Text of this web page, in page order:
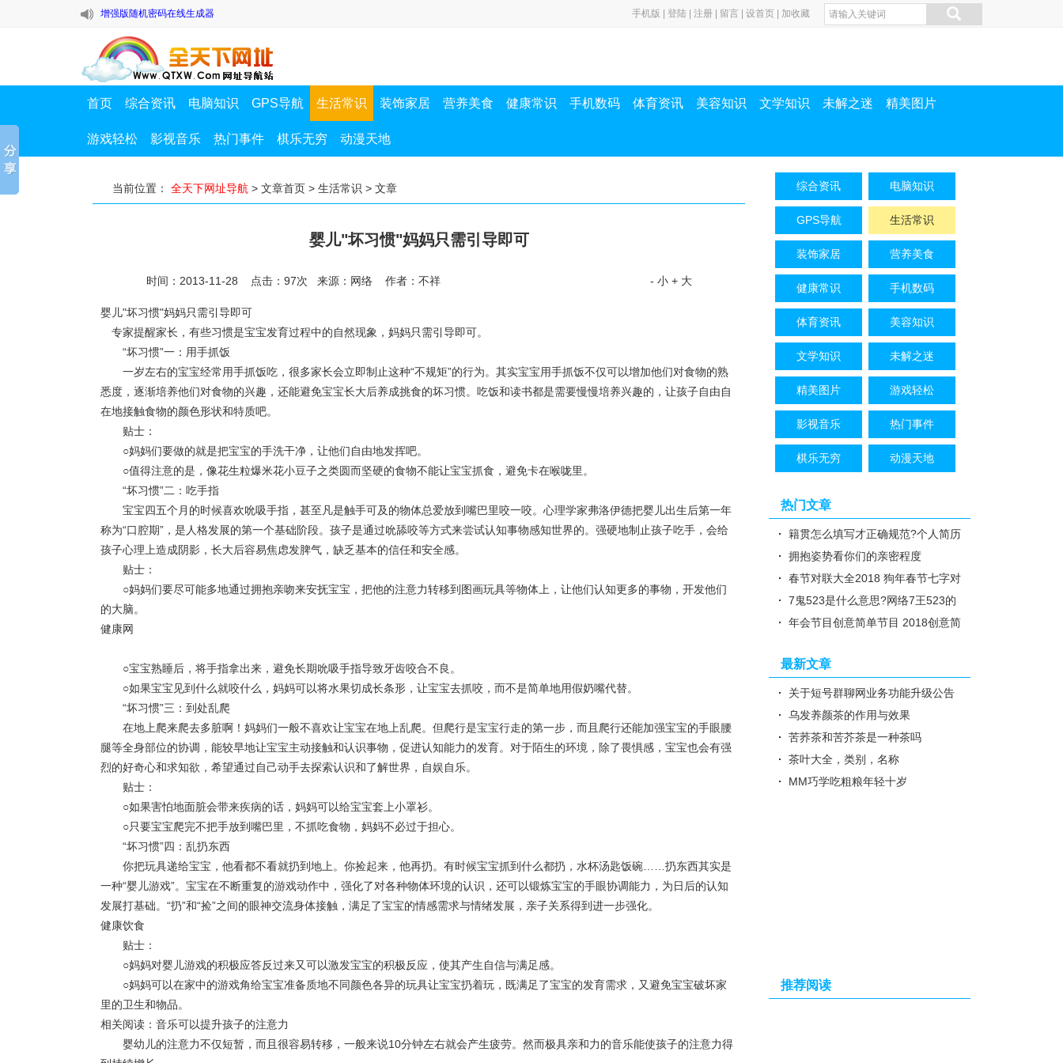
布
增强版随机密码在线生成器
面向小白挖矿用户的一键挖矿工具—【哈鱼矿工】1.4.0.1085.版本发
布
增强版随机密码在线生成器
手机版 登陆 注册 留言 设首页 加收藏
首页 综合资讯 电脑知识 GPS导航 生活常识 装饰家居 营养美食 健康常识 手机数码 体育资讯 美容知识 文学知识 未解之迷 精美图片
游戏轻松 影视音乐 热门事件 棋乐无穷 动漫天地
当前位置： 全天下网址导航 > 文章首页 > 生活常识 > 文章
婴儿"坏习惯"妈妈只需引导即可
时间：2013-11-28 点击： 97次 来源：网络 作者：不祥 - 小 + 大
婴儿"坏习惯"妈妈只需引导即可
专家提醒家长，有些习惯是宝宝发育过程中的自然现象，妈妈只需引导即可。
“坏习惯”一：用手抓饭
一岁左右的宝宝经常用手抓饭吃，很多家长会立即制止这种“不规矩”的行为。其实宝宝用手抓饭不仅可以增加他们对食物的熟
悉度，逐渐培养他们对食物的兴趣，还能避免宝宝长大后养成挑食的坏习惯。吃饭和读书都是需要慢慢培养兴趣的，让孩子自由自
在地接触食物的颜色形状和特质吧。
贴士：
○妈妈们要做的就是把宝宝的手洗干净，让他们自由地发挥吧。
○值得注意的是，像花生粒爆米花小豆子之类圆而坚硬的食物不能让宝宝抓食，避免卡在喉咙里。
“坏习惯”二：吃手指
宝宝四五个月的时候喜欢吮吸手指，甚至凡是触手可及的物体总爱放到嘴巴里咬一咬。心理学家弗洛伊德把婴儿出生后第一年
称为“口腔期”，是人格发展的第一个基础阶段。孩子是通过吮舔咬等方式来尝试认知事物感知世界的。强硬地制止孩子吃手，会给
孩子心理上造成阴影，长大后容易焦虑发脾气，缺乏基本的信任和安全感。
贴士：
○妈妈们要尽可能多地通过拥抱亲吻来安抚宝宝，把他的注意力转移到图画玩具等物体上，让他们认知更多的事物，开发他们
的大脑。
健康网
○宝宝熟睡后，将手指拿出来，避免长期吮吸手指导致牙齿咬合不良。
○如果宝宝见到什么就咬什么，妈妈可以将水果切成长条形，让宝宝去抓咬，而不是简单地用假奶嘴代替。
“坏习惯”三：到处乱爬
在地上爬来爬去多脏啊！妈妈们一般不喜欢让宝宝在地上乱爬。但爬行是宝宝行走的第一步，而且爬行还能加强宝宝的手眼腰
腿等全身部位的协调，能较早地让宝宝主动接触和认识事物，促进认知能力的发育。对于陌生的环境，除了畏惧感，宝宝也会有强
烈的好奇心和求知欲，希望通过自己动手去探索认识和了解世界，自娱自乐。
贴士：
○如果害怕地面脏会带来疾病的话，妈妈可以给宝宝套上小罩衫。
○只要宝宝爬完不把手放到嘴巴里，不抓吃食物，妈妈不必过于担心。
“坏习惯”四：乱扔东西
你把玩具递给宝宝，他看都不看就扔到地上。你捡起来，他再扔。有时候宝宝抓到什么都扔，水杯汤匙饭碗……扔东西其实是
一种“婴儿游戏”。宝宝在不断重复的游戏动作中，强化了对各种物体环境的认识，还可以锻炼宝宝的手眼协调能力，为日后的认知
发展打基础。“扔”和“捡”之间的眼神交流身体接触，满足了宝宝的情感需求与情绪发展，亲子关系得到进一步强化。
健康饮食
贴士：
○妈妈对婴儿游戏的积极应答反过来又可以激发宝宝的积极反应，使其产生自信与满足感。
○妈妈可以在家中的游戏角给宝宝准备质地不同颜色各异的玩具让宝宝扔着玩，既满足了宝宝的发育需求，又避免宝宝破坏家
里的卫生和物品。
相关阅读：音乐可以提升孩子的注意力
婴幼儿的注意力不仅短暂，而且很容易转移，一般来说10分钟左右就会产生疲劳。然而极具亲和力的音乐能使孩子的注意力得
综合资讯 电脑知识
GPS导航 生活常识
装饰家居 营养美食
健康常识 手机数码
体育资讯 美容知识
文学知识 未解之迷
精美图片 游戏轻松
影视音乐 热门事件
棋乐无穷 动漫天地
热门文章
籍贯怎么填写才正确规范?个人简历
籍贯户籍怎么填【图片】
拥抱姿势看你们的亲密程度
春节对联大全2018 狗年春节七字对
联大全简单带横批图片
7鬼523是什么意思?网络7王523的
内涵图啥意思【图解】
年会节目创意简单节目 2018创意简
最新文章
关于短号群聊网业务功能升级公告
乌发养颜茶的作用与效果
苦荞茶和苦芥茶是一种茶吗
茶叶大全，类别，名称
MM巧学吃粗粮年轻十岁
推荐阅读